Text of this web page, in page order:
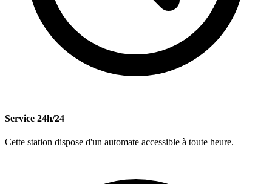
Service 24h/24
Cette station dispose d'un automate accessible à toute heure.